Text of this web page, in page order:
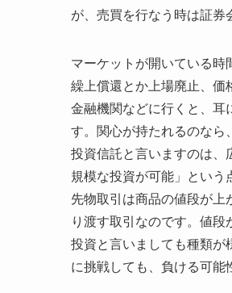
が、売買を行なう時は証券
マーケットが開いている時
繰上償還とか上場廃止、価
金融機関などに行くと、耳
す。関心が持たれるのなら
投資信託と言いますのは、
規模な投資が可能」という
先物取引は商品の値段が上
り渡す取引なのです。値段
投資と言いましても種類が
に挑戦しても、負ける可能